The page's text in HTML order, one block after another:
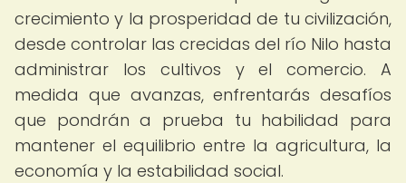
crecimiento y la prosperidad de tu civilización,
desde controlar las crecidas del río Nilo hasta
administrar los cultivos y el comercio. A
medida que avanzas, enfrentarás desafíos
que pondrán a prueba tu habilidad para
mantener el equilibrio entre la agricultura, la
economía y la estabilidad social.